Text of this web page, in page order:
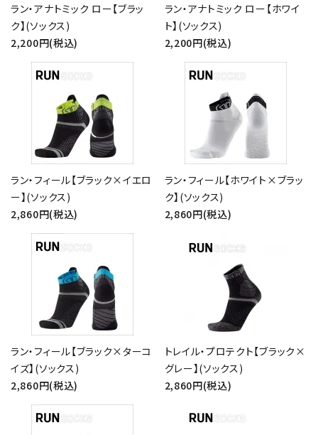
ラン・アナトミック ロー【ブラッ
ク】(ソックス)
2,200円(税込)
ラン・アナトミック ロー【ホワイ
ト】(ソックス)
2,200円(税込)
ラン・フィール【ブラック×イエロ
ー】(ソックス)
2,860円(税込)
ラン・フィール【ホワイト×ブラッ
ク】(ソックス)
2,860円(税込)
ラン・フィール【ブラック×ターコ
イズ】(ソックス)
2,860円(税込)
トレイル・プロテクト【ブラック×
グレー】(ソックス)
2,860円(税込)